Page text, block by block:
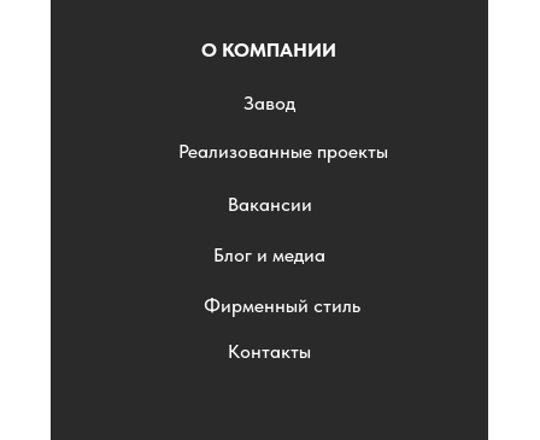
О КОМПАНИИ
Завод
Реализованные проекты
Вакансии
Блог и медиа
Фирменный стиль
Контакты